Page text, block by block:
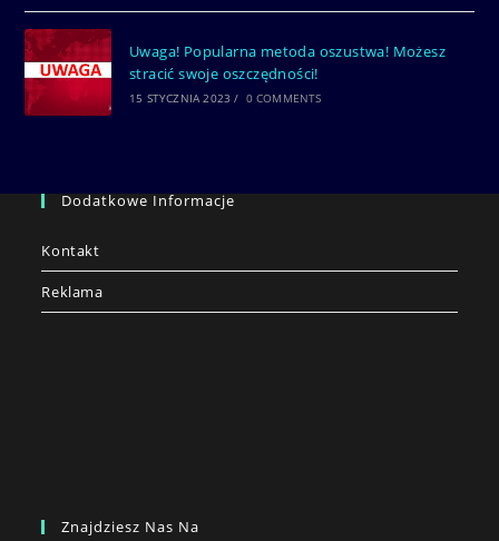
Uwaga! Popularna metoda oszustwa! Możesz
stracić swoje oszczędności!
15 STYCZNIA 2023 / 0 COMMENTS
Dodatkowe Informacje
Kontakt
Reklama
Znajdziesz Nas Na